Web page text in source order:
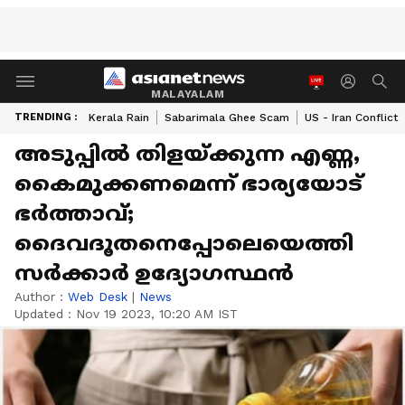
MALAYALAM
TRENDING : Kerala Rain Sabarimala Ghee Scam US - Iran Conflict
അടുപ്പിൽ തിളയ്ക്കുന്ന എണ്ണ,
കൈമുക്കണമെന്ന് ഭാര്യയോട്
ഭർത്താവ്;
ദൈവദൂതനെപ്പോലെയെത്തി
സർക്കാർ ഉദ്യോ​ഗസ്ഥൻ
Author : Web Desk | News
Updated : Nov 19 2023, 10:20 AM IST